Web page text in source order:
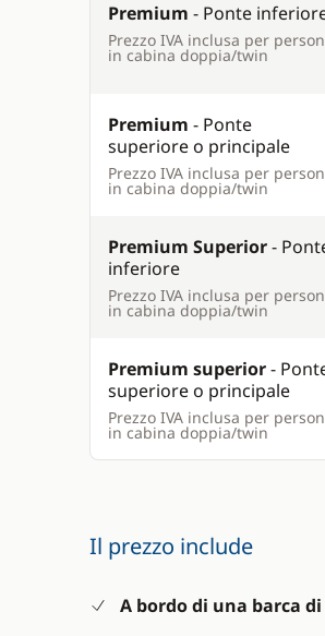
Premium - Ponte
Prezzo IVA inclusa per
in cabina doppia/twin
Premium - Ponte
superiore o principale
Prezzo IVA inclusa per
in cabina doppia/twin
Premium Superior-
inferiore
Prezzo IVA inclusa per
in cabina doppia/twin
Premium superior-
superiore o principale
Prezzo IVA inclusa per
in cabina doppia/twin
Il prezzo include
A bordo di una barca